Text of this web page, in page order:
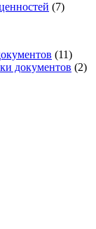
(7)
(11)
документов (2)